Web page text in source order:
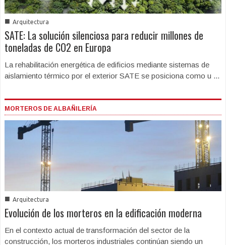
■ Arquitectura
SATE: La solución silenciosa para reducir millones de
toneladas de CO2 en Europa
La rehabilitación energética de edificios mediante sistemas de
aislamiento térmico por el exterior SATE se posiciona como u ...
MORTEROS DE ALBAÑILERÍA
■ Arquitectura
Evolución de los morteros en la edificación moderna
En el contexto actual de transformación del sector de la
construcción, los morteros industriales continúan siendo un